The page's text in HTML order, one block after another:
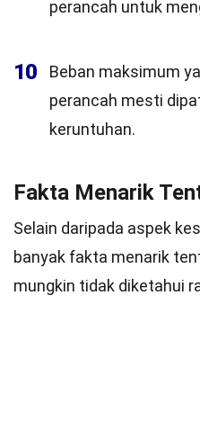
perancah untuk
10
Beban maksimum
perancah mesti
keruntuhan.
Fakta Menarik
Selain daripada aspek
banyak fakta menarik
mungkin tidak diketahui